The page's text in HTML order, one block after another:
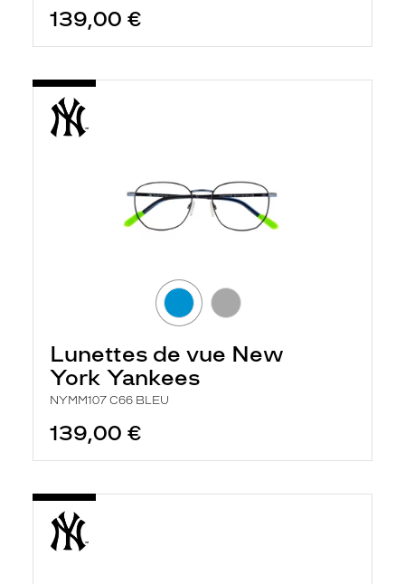
139,00 €
Lunettes de vue New
York Yankees
NYMM107 C66 BLEU
139,00 €